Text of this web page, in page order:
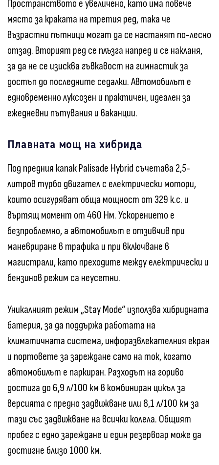
Пространството е увеличено, като има повече
място за краката на третия ред, така че
възрастни пътници могат да се настанят по-лесно
отзад. Вторият ред се плъзга напред и се накланя,
за да не се изисква гъвкавост на гимнастик за
достъп до последните седалки. Автомобилът е
едновременно луксозен и практичен, идеален за
ежедневни пътувания и ваканции.
Плавната мощ на хибрида
Под предния капак Palisade Hybrid съчетава 2,5-
литров турбо двигател с електрически мотори,
които осигуряват обща мощност от 329 к.с. и
въртящ момент от 460 Нм. Ускорението е
безпроблемно, а автомобилът е отзивчив при
маневриране в трафика и при включване в
магистрали, като преходите между електрически и
бензинов режим са неусетни.
Уникалният режим „Stay Mode“ използва хибридната
батерия, за да поддържа работата на
климатичната система, инфоразвлекателния екран
и портовете за зареждане само на ток, когато
автомобилът е паркиран. Разходът на гориво
достига до 6,9 л/100 км в комбиниран цикъл за
версията с предно задвижване или 8,1 л/100 км за
тази със задвижване на всички колела. Общият
пробег с едно зареждане и един резервоар може да
достигне близо 1000 км.